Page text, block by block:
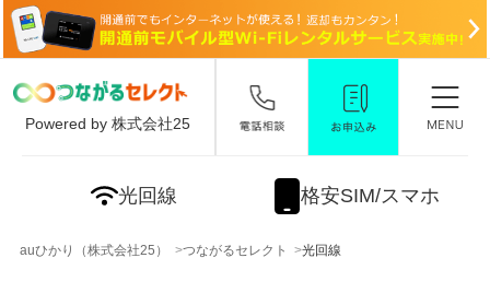
Powered by 株式会社25
光回線 格安SIM/スマホ
auひかり（株式会社25） つながるセレクト 光回線